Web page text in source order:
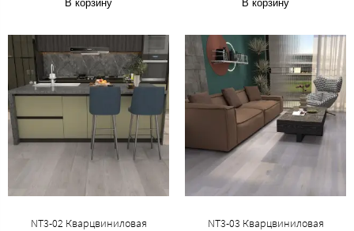
В корзину В корзину
NT3-02 Кварцвиниловая
NT3-03 Кварцвиниловая